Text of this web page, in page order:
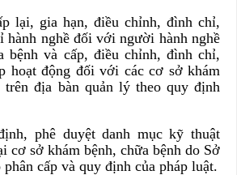
lại, gia hạn, điều chỉnh, đình chỉ,
hành nghề đối với người hành nghề
bệnh và cấp, điều chỉnh, đình chỉ,
hoạt động đối với các cơ sở khám
trên địa bàn quản lý theo quy định
phê duyệt danh mục kỹ thuật
cơ sở khám bệnh, chữa bệnh do Sở
cấp và quy định của pháp luật.